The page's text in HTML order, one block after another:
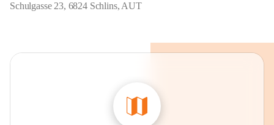
Schulgasse 23, 6824 Schlins, AUT